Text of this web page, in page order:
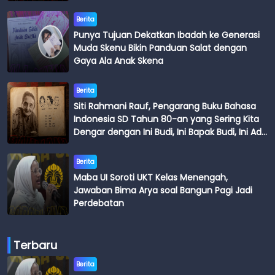
Berita
Punya Tujuan Dekatkan Ibadah ke Generasi
Muda Skenu Bikin Panduan Salat dengan
Gaya Ala Anak Skena
Berita
Siti Rahmani Rauf, Pengarang Buku Bahasa
Indonesia SD Tahun 80-an yang Sering Kita
Dengar dengan Ini Budi, Ini Bapak Budi, Ini Adik
Berita
Maba UI Soroti UKT Kelas Menengah,
Jawaban Bima Arya soal Bangun Pagi Jadi
Perdebatan
Terbaru
Berita